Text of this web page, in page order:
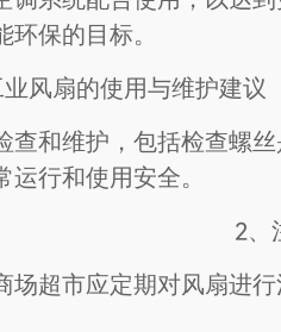
保的目标。
风扇的使用与维护建议
查和维护，包括检查螺
行和使用安全。
2、
场超市应定期对风扇进